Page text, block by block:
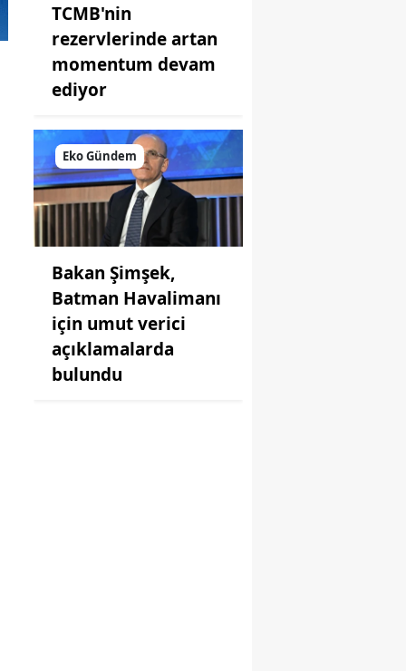
TCMB'nin
rezervlerinde artan
momentum devam
ediyor
Eko Gündem
Bakan Şimşek,
Batman Havalimanı
için umut verici
açıklamalarda
bulundu